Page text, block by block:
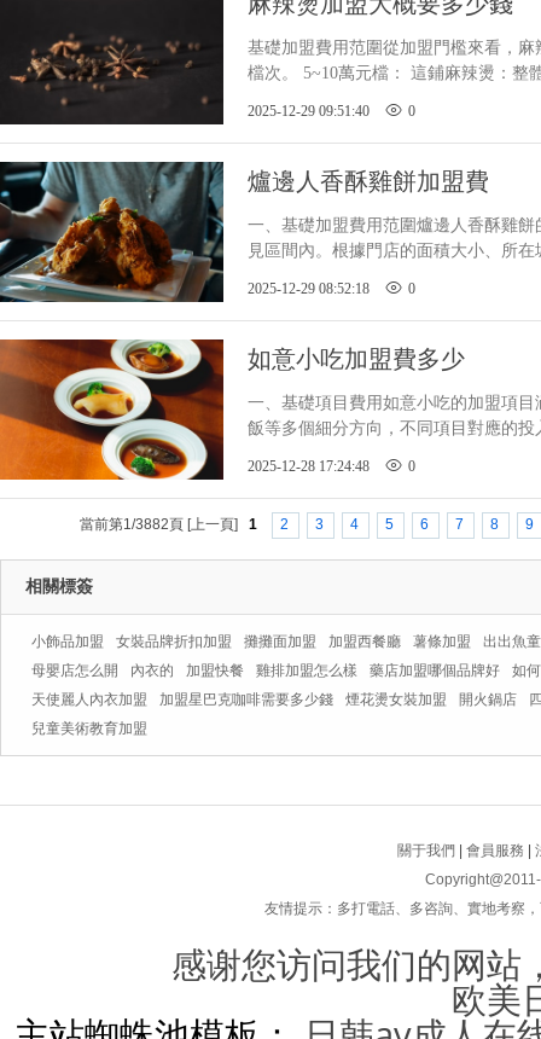
基礎加盟費用范圍從加盟門檻來看，
檔次。 5~10萬元檔： 這鋪麻辣燙
2025-12-29 09:51:40 0
爐邊人香酥雞餅加盟費
一、基礎加盟費用范圍爐邊人香酥雞
見區間內。根據門店的面積大小
2025-12-29 08:52:18 0
如意小吃加盟費多少
一、基礎項目費用如意小吃的加盟項目
飯等多個細分方向，不同項目對應的
2025-12-28 17:24:48 0
當前第1/3882頁 [上一頁] 1 2 3 4 5 6 7 8 9
相關標簽
小飾品加盟 女裝品牌折扣加盟 攤攤面加盟 加盟西餐廳 薯條加盟
出出魚
母嬰店怎么開
內衣的 加盟快餐 雞排加盟怎么樣 藥店加盟哪個品牌好 如
天使麗人內衣加盟
加盟星巴克咖啡需要多少錢 煙花燙女裝加盟 開火鍋店
兒童美術教育加盟
關于我們 會員服務
友情提示：多打電話、多咨詢、實地考察
感谢您访问我们的网站
欧美